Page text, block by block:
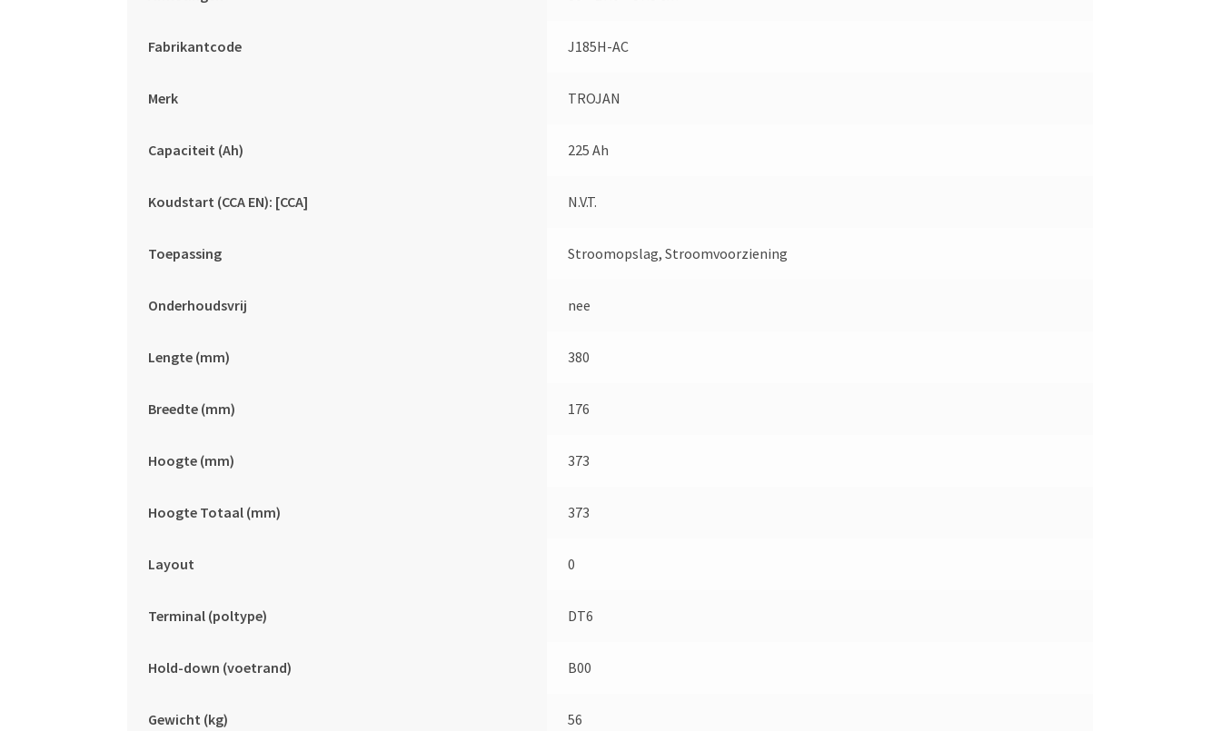
Fabrikantcode J185H-AC
Merk TROJAN
Capaciteit (Ah) 225 Ah
Koudstart (CCA EN): [CCA] N.V.T.
Toepassing Stroomopslag, Stroomvoorziening
Onderhoudsvrij nee
Lengte (mm) 380
Breedte (mm) 176
Hoogte (mm) 373
Hoogte Totaal (mm) 373
Layout 0
Terminal (poltype) DT6
Hold-down (voetrand) B00
Gewicht (kg) 56